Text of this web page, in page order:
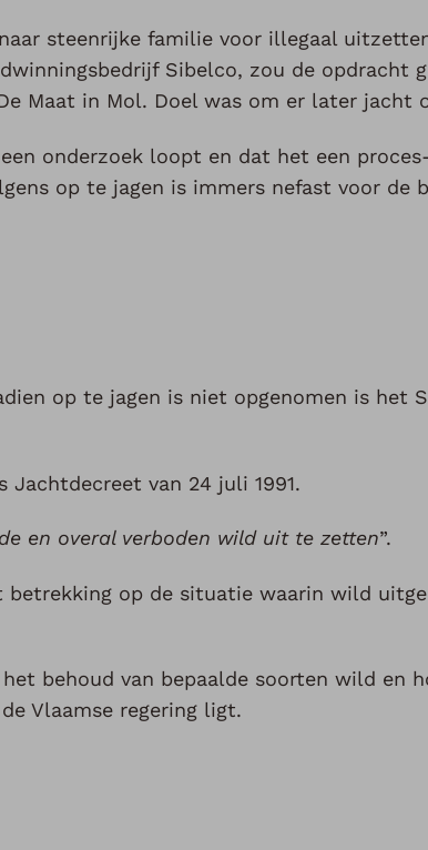
steenrijke familie voor illegaal
Sibelco, zou de opdracht
Maat in Mol. Doel was om er later jacht
onderzoek loopt en dat het een
op te jagen is immers nefast voor de
op te jagen is niet opgenomen is het
Jachtdecreet van 24 juli 1991.
en overal verboden wild uit te zetten”.
op de situatie waarin wild
behoud van bepaalde soorten wild en
Vlaamse regering ligt.